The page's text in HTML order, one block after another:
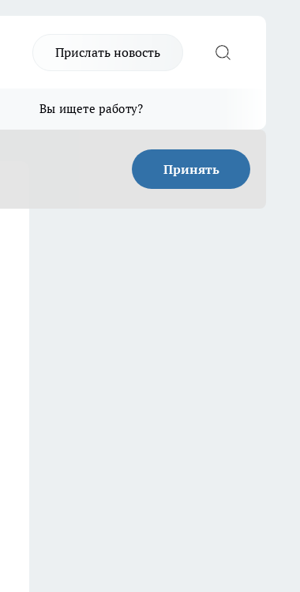
Прислать новость
Вы ищете работу?
Принять